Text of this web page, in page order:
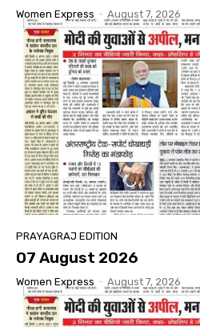
Women Express - August 7, 2026
PRAYAGRAJ EDITION
07 August 2026
Women Express - August 7, 2026